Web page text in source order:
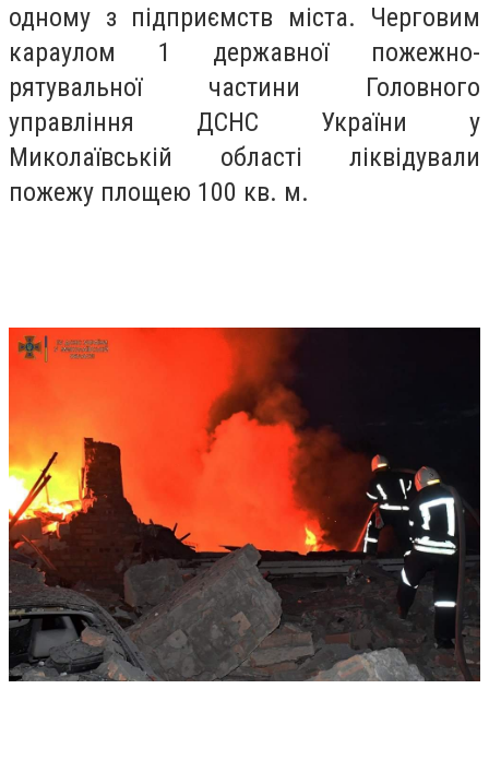
одному з підприємств міста. Черговим
караулом 1 державної пожежно-
рятувальної частини Головного
управління ДСНС України у
Миколаївській області ліквідували
пожежу площею 100 кв. м.